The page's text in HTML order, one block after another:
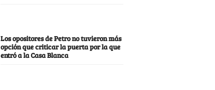
Los opositores de Petro no tuvieron más
opción que criticar la puerta por la que
entró a la Casa Blanca